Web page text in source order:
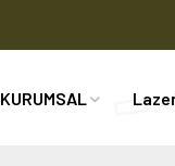
KURUMSAL